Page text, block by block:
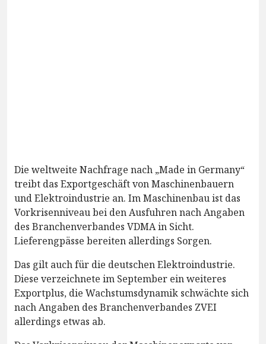
Die weltweite Nachfrage nach „Made in Germany“
treibt das Exportgeschäft von Maschinenbauern
und Elektroindustrie an. Im Maschinenbau ist das
Vorkrisenniveau bei den Ausfuhren nach Angaben
des Branchenverbandes VDMA in Sicht.
Lieferengpässe bereiten allerdings Sorgen.
Das gilt auch für die deutschen Elektroindustrie.
Diese verzeichnete im September ein weiteres
Exportplus, die Wachstumsdynamik schwächte sich
nach Angaben des Branchenverbandes ZVEI
allerdings etwas ab.